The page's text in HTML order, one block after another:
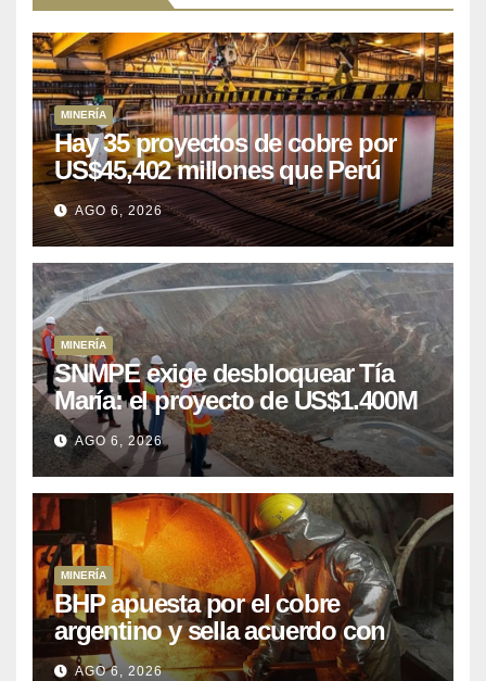
MINERÍA
Hay 35 proyectos de cobre por
US$45,402 millones que Perú
puede aprovechar
AGO 6, 2026
MINERÍA
SNMPE exige desbloquear Tía
María: el proyecto de US$1.400M
que Perú lleva 15 años
posponiendo
AGO 6, 2026
MINERÍA
BHP apuesta por el cobre
argentino y sella acuerdo con
Kobrea para siete proyecto
AGO 6, 2026